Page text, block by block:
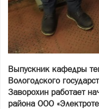
Выпускник кафедры
Вологодского
Заворохин работает
района ООО